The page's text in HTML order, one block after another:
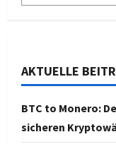
AKTUELLE
BTC to Monero:
sicheren